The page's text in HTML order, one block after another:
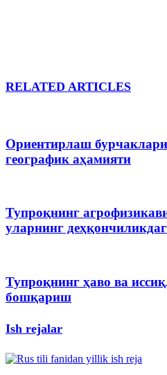
RELATED ARTICLES
Ориентирлаш
географик аҳамияти
Тупроқнинг
уларнинг
Тупроқнинг ҳаво ва
бошқариш
Ish rejalar